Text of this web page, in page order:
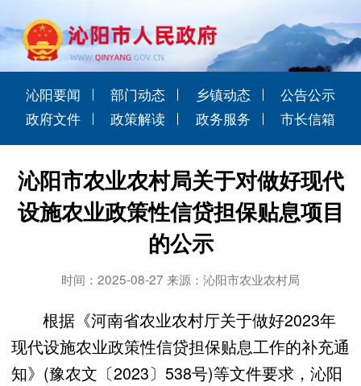
沁阳要闻 部门动态 乡镇动态
公告公示
政府文件
政策解读 政务服务 市长信箱
沁阳市农业农村局关于对做好现代
设施农业政策性信贷担保贴息项目
的公示
时间：2025-08-27 来源：沁阳市农业农村局
根据《河南省农业农村厅关于做好2023年
现代设施农业政策性信贷担保贴息工作的补充通
知》(豫农文〔2023〕538号)等文件要求，沁阳